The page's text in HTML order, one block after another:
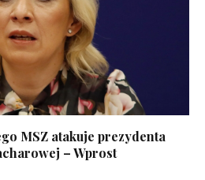
MSZ atakuje prezydenta
– Wprost